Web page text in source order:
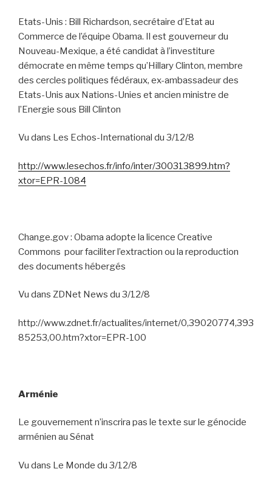
Etats-Unis : Bill Richardson, secrétaire d’Etat au
Commerce de l’équipe Obama. Il est gouverneur du
Nouveau-Mexique, a été candidat à l’investiture
démocrate en même temps qu’Hillary Clinton, membre
des cercles politiques fédéraux, ex-ambassadeur des
Etats-Unis aux Nations-Unies et ancien ministre de
l’Energie sous Bill Clinton
Vu dans Les Echos-International du 3/12/8
http://www.lesechos.fr/info/inter/300313899.htm?
xtor=EPR-1084
Change.gov : Obama adopte la licence Creative
Commons pour faciliter l’extraction ou la reproduction
des documents hébergés
Vu dans ZDNet News du 3/12/8
http://www.zdnet.fr/actualites/internet/0,39020774,393
85253,00.htm?xtor=EPR-100
Arménie
Le gouvernement n’inscrira pas le texte sur le génocide
arménien au Sénat
Vu dans Le Monde du 3/12/8